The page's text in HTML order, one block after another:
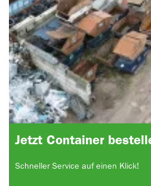
Jetzt Container
Schneller Service auf einen Klick!